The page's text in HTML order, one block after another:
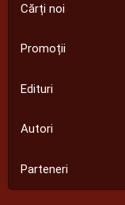
Cărți noi
Promoții
Edituri
Autori
Parteneri